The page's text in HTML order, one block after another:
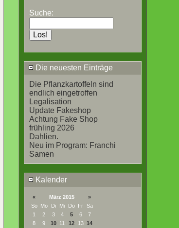
Suche:
Die neuesten Einträge
Die Pflanzkartoffeln sind
endlich eingetroffen
Legalisation
Update Fakeshop
Achtung Fake Shop
frühling 2026
Dahlien.
Neu im Program: Franchi
Samen
Kalender
« März 2015
»
So Mo Di Mi Do Fr Sa
1
2 3 4 5 6
7
8
9 10 11 12 13 14